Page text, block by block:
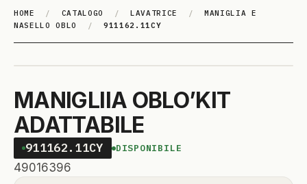
HOME / CATALOGO / LAVATRICE /
MANIGLIA E
NASELLO OBLO
/ 911162.11CY
MANIGLIIA OBLO’KIT
ADATTABILE
911162.11CY DISPONIBILE
49016396